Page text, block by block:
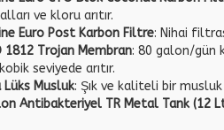
ve kloru arıtır.
Euro Post Karbon Filtre: Nihai
1812 Trojan Membran: 80 galon/gün
seviyede arıtır.
Lüks Musluk: Şık ve kaliteli bir musluk
Antibakteriyel TR Metal Tank (12